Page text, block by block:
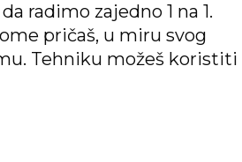
radimo zajedno 1 na 1.
pričaš, u miru svog
Tehniku možeš koristiti